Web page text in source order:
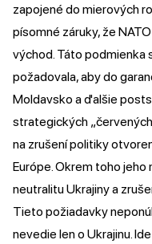
zapojené do mierových
písomné záruky, že
východ. Táto podmienka
požadovala, aby do
Moldavsko a ďalšie
strategických
na zrušení politiky
Európe. Okrem toho
neutralitu Ukrajiny a
Tieto požiadavky
nevedie len o Ukrajinu.